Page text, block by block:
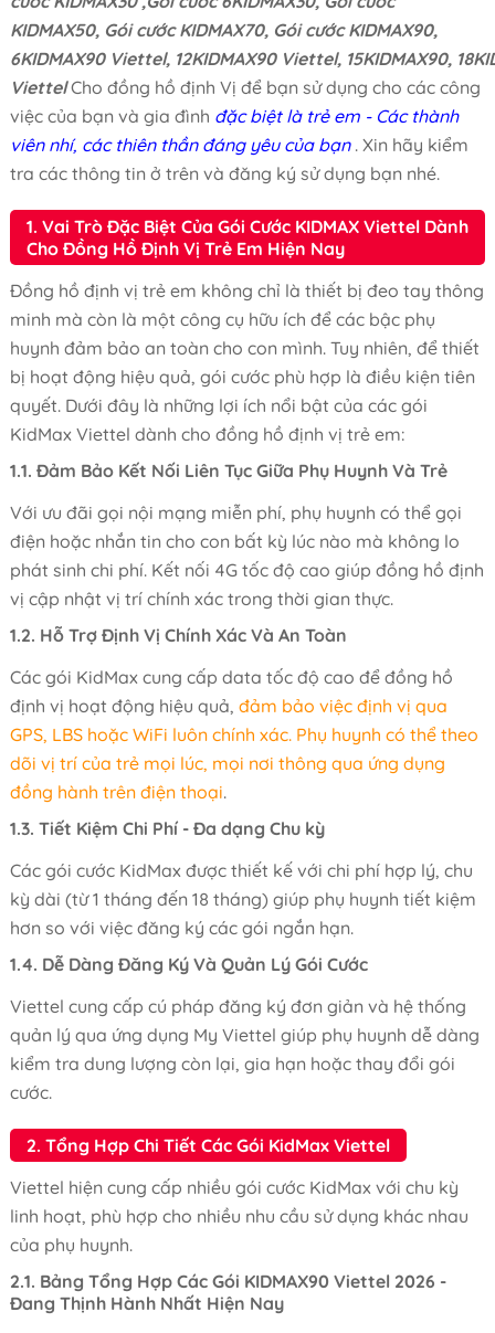
KIDMAX50, Gói cước KIDMAX70, Gói cước KIDMAX90,
6KIDMAX90 Viettel, 12KIDMAX90 Viettel, 15KIDMAX90,
ViettelCho đồng hồ định Vị để bạn sử dụng cho các công
việc của bạn và gia đình đặc biệt là trẻ em - Các thành
viên nhí, các thiên thần đáng yêu của bạn. Xin hãy kiểm
tra các thông tin ở trên và đăng ký sử dụng bạn nhé.
1. Vai Trò Đặc Biệt Của Gói Cước KIDMAX Viettel Dành
Cho Đồng Hồ Định Vị Trẻ Em Hiện Nay
Đồng hồ định vị trẻ em không chỉ là thiết bị đeo tay thông
minh mà còn là một công cụ hữu ích để các bậc phụ
huynh đảm bảo an toàn cho con mình. Tuy nhiên, để thiết
bị hoạt động hiệu quả, gói cước phù hợp là điều kiện tiên
quyết. Dưới đây là những lợi ích nổi bật của các gói
KidMax Viettel dành cho đồng hồ định vị trẻ em:
1.1. Đảm Bảo Kết Nối Liên Tục Giữa Phụ Huynh Và Trẻ
Với ưu đãi gọi nội mạng miễn phí, phụ huynh có thể gọi
điện hoặc nhắn tin cho con bất kỳ lúc nào mà không lo
phát sinh chi phí. Kết nối 4G tốc độ cao giúp đồng hồ định
vị cập nhật vị trí chính xác trong thời gian thực.
1.2. Hỗ Trợ Định Vị Chính Xác Và An Toàn
Các gói KidMax cung cấp data tốc độ cao để đồng hồ
định vị hoạt động hiệu quả, đảm bảo việc định vị qua
GPS, LBS hoặc WiFi luôn chính xác. Phụ huynh có thể theo
dõi vị trí của trẻ mọi lúc, mọi nơi thông qua ứng dụng
đồng hành trên điện thoại.
1.3. Tiết Kiệm Chi Phí - Đa dạng Chu kỳ
Các gói cước KidMax được thiết kế với chi phí hợp lý, chu
kỳ dài (từ 1 tháng đến 18 tháng) giúp phụ huynh tiết kiệm
hơn so với việc đăng ký các gói ngắn hạn.
1.4. Dễ Dàng Đăng Ký Và Quản Lý Gói Cước
Viettel cung cấp cú pháp đăng ký đơn giản và hệ thống
quản lý qua ứng dụng My Viettel giúp phụ huynh dễ dàng
kiểm tra dung lượng còn lại, gia hạn hoặc thay đổi gói
cước.
2. Tổng Hợp Chi Tiết Các Gói KidMax Viettel
Viettel hiện cung cấp nhiều gói cước KidMax với chu kỳ
linh hoạt, phù hợp cho nhiều nhu cầu sử dụng khác nhau
của phụ huynh.
2.1. Bảng Tổng Hợp Các Gói KIDMAX90 Viettel 2026 -
Đang Thịnh Hành Nhất Hiện Nay